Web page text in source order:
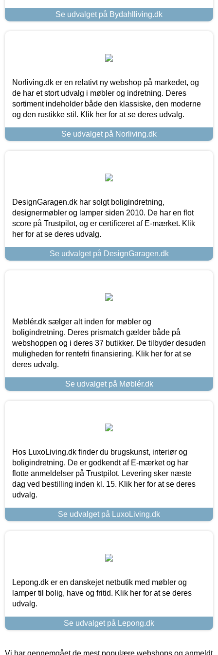
Se udvalget på Bydahlliving.dk
Norliving.dk er en relativt ny webshop på markedet, og
de har et stort udvalg i møbler og indretning. Deres
sortiment indeholder både den klassiske, den moderne
og den rustikke stil. Klik her for at se deres udvalg.
Se udvalget på Norliving.dk
DesignGaragen.dk har solgt boligindretning,
designermøbler og lamper siden 2010. De har en flot
score på Trustpilot, og er certificeret af E-mærket. Klik
her for at se deres udvalg.
Se udvalget på DesignGaragen.dk
Møblér.dk sælger alt inden for møbler og
boligindretning. Deres prismatch gælder både på
webshoppen og i deres 37 butikker. De tilbyder desuden
muligheden for rentefri finansiering. Klik her for at se
deres udvalg.
Se udvalget på Møblér.dk
Hos LuxoLiving.dk finder du brugskunst, interiør og
boligindretning. De er godkendt af E-mærket og har
flotte anmeldelser på Trustpilot. Levering sker næste
dag ved bestilling inden kl. 15. Klik her for at se deres
udvalg.
Se udvalget på LuxoLiving.dk
Lepong.dk er en danskejet netbutik med møbler og
lamper til bolig, have og fritid. Klik her for at se deres
udvalg.
Se udvalget på Lepong.dk